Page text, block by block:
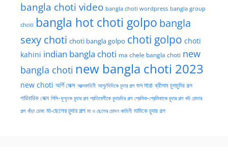
bangla choti video bangla choti wordpress bangla group
choti bangla hot choti golpo bangla
sexy choti choti bangla golpo choti golpo choti
kahini indian bangla choti ma chele bangla choti new
bangla choti new bangla choti 2023
new choti অর্গি সেক্স আত্মকাহিনী আপু/দিদিকে চুদার গল্প গুদ মারা থ্রীসাম চুদাচুদির গল্প
পারিবারিক সেক্স পিসি-ফুফুকে চুদার গল্প প্রতিবেশীকে চুদাচদির গল্প প্রেমিক-প্রেমিকাকে চুদার গল্প বউ চোদার
গল্প বাঁড়া চোষা মা-ছেলের চুদার গল্প মা ও ছেলের চোদন কাহিনী মামিকে চুদার গল্প